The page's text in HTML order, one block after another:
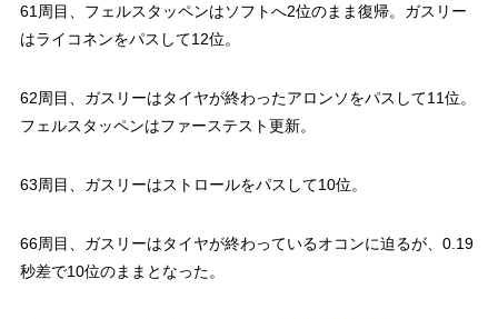
61周目、フェルスタッペンはソフトへ2位のまま復帰。ガスリー
はライコネンをパスして12位。
62周目、ガスリーはタイヤが終わったアロンソをパスして11位。
フェルスタッペンはファーステスト更新。
63周目、ガスリーはストロールをパスして10位。
66周目、ガスリーはタイヤが終わっているオコンに迫るが、0.19
秒差で10位のままとなった。